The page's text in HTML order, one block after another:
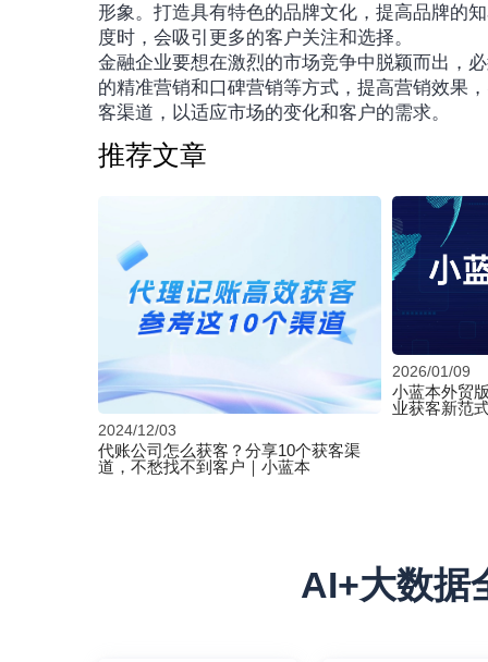
形象。打造具有特色的品牌文化，提高品牌的
度时，会吸引更多的客户关注和选择。
金融企业要想在激烈的市场竞争中脱颖而出，
的精准营销和口碑营销等方式，提高营销效果
客渠道，以适应市场的变化和客户的需求。
推荐文章
2024/12/03
代账公司怎么获客？分享10个获客渠
道，不愁找不到客户｜小蓝本
2026/01/09
小蓝本外贸
业获客新范
AI+大数据